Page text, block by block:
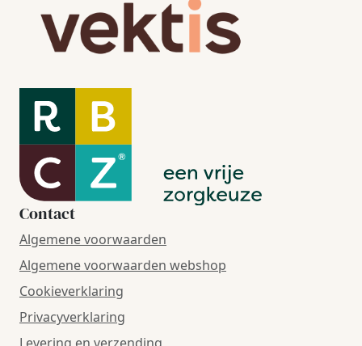
Contact
Algemene voorwaarden
Algemene voorwaarden webshop
Cookieverklaring
Privacyverklaring